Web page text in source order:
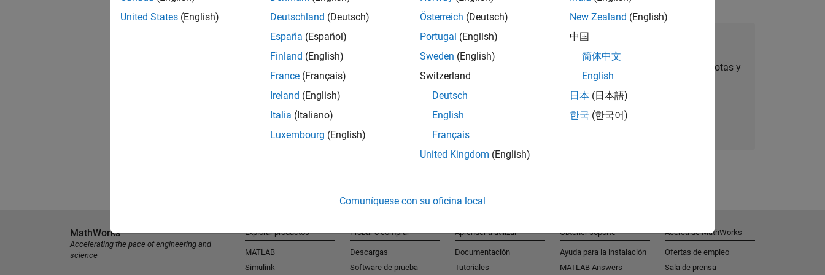
Súmese a Talent Network
Reciba alertas de empleo personalizadas, anécdotas y
noticias sobre la empresa.
Súmese hoy mismo
United States (English)
Deutschland (Deutsch)
España (Español)
Finland (English)
France (Français)
Ireland (English)
Italia (Italiano)
Luxembourg (English)
Österreich (Deutsch)
Portugal (English)
Sweden (English)
Switzerland
Deutsch
English
Français
United Kingdom (English)
New Zealand (English)
中国
简体中文
English
日本 (日本語)
한국 (한국어)
Comuníquese con su oficina local
MathWorks
Accelerating the pace of engineering and
science
Explorar productos
MATLAB
Simulink
Probar o comprar
Descargas
Software de prueba
Aprender a utilizar
Documentación
Tutoriales
Obtener soporte
Ayuda para la instalación
MATLAB Answers
Acerca de MathWorks
Ofertas de empleo
Sala de prensa